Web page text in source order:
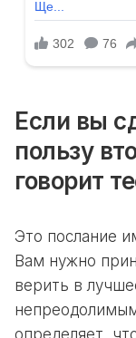
Если вы
пользу
говорит
Это послание
Вам нужно
верить в